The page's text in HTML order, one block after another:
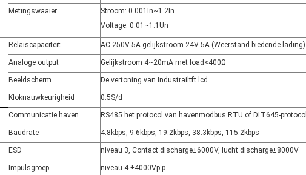
Metingswaaier
Stroom: 0.001In~1.2In
Voltage: 0.01~1.1Un
Relaiscapaciteit AC 250V 5A gelijkstroom 24V 5A (Weerstand biedende lading)
Analoge output Gelijkstroom 4~20mA met load<400Ω
Beeldscherm De vertoning van Industrailtft lcd
Kloknauwkeurigheid 0.5S/d
Communicatie haven RS485 het protocol van havenmodbus RTU of DLT645-protocol
Baudrate 4.8kbps, 9.6kbps, 19.2kbps, 38.3kbps, 115.2kbps
ESD niveau 3, Contact discharge±6000V, lucht discharge±8000V
Impulsgroep niveau 4 ±4000Vp-p